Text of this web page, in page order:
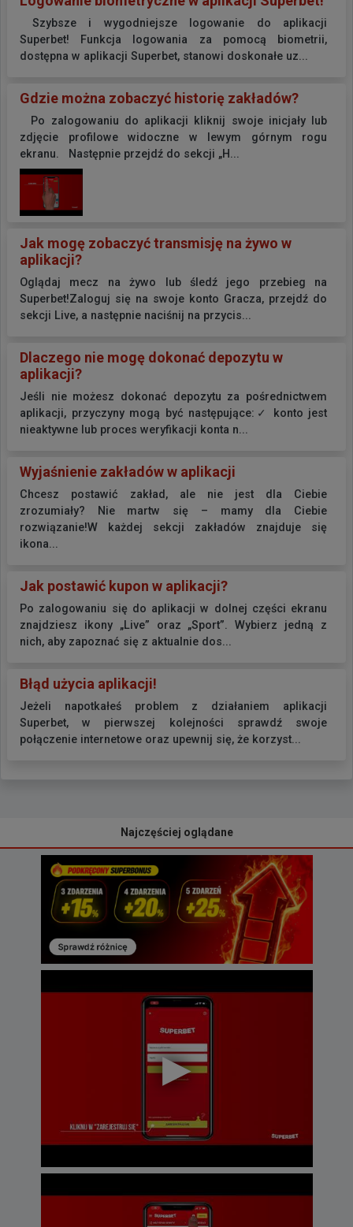
Szybsze i wygodniejsze logowanie do aplikacji
Superbet! Funkcja logowania za pomocą biometrii,
dostępna w aplikacji Superbet, stanowi doskonałe uz...
Gdzie można zobaczyć historię zakładów?
Po zalogowaniu do aplikacji kliknij swoje inicjały lub
zdjęcie profilowe widoczne w lewym górnym rogu
ekranu. Następnie przejdź do sekcji „H...
Jak mogę zobaczyć transmisję na żywo w
aplikacji?
Oglądaj mecz na żywo lub śledź jego przebieg na
Superbet!Zaloguj się na swoje konto Gracza, przejdź do
sekcji Live, a następnie naciśnij na przycis...
Dlaczego nie mogę dokonać depozytu w
aplikacji?
Jeśli nie możesz dokonać depozytu za pośrednictwem
aplikacji, przyczyny mogą być następujące:✓ konto jest
nieaktywne lub proces weryfikacji konta n...
Wyjaśnienie zakładów w aplikacji
Chcesz postawić zakład, ale nie jest dla Ciebie
zrozumiały? Nie martw się – mamy dla Ciebie
rozwiązanie!W każdej sekcji zakładów znajduje się
ikona...
Jak postawić kupon w aplikacji?
Po zalogowaniu się do aplikacji w dolnej części ekranu
znajdziesz ikony „Live” oraz „Sport”. Wybierz jedną z
nich, aby zapoznać się z aktualnie dos...
Błąd użycia aplikacji!
Jeżeli napotkałeś problem z działaniem aplikacji
Superbet, w pierwszej kolejności sprawdź swoje
połączenie internetowe oraz upewnij się, że korzyst...
Najczęściej oglądane